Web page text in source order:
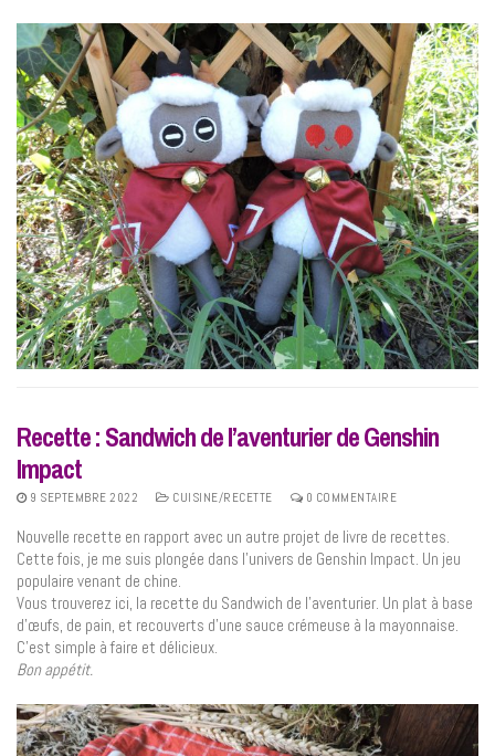
Recette : Sandwich de l’aventurier de Genshin
Impact
9 SEPTEMBRE 2022 CUISINE/RECETTE 0 COMMENTAIRE
Nouvelle recette en rapport avec un autre projet de livre de recettes.
Cette fois, je me suis plongée dans l’univers de Genshin Impact. Un jeu
populaire venant de chine.
Vous trouverez ici, la recette du Sandwich de l’aventurier. Un plat à base
d’œufs, de pain, et recouverts d’une sauce crémeuse à la mayonnaise.
C’est simple à faire et délicieux.
Bon appétit.